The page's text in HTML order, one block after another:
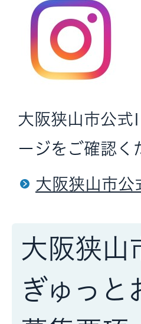
大阪狭山市公
ージをご確認く
大阪狭山市
大阪狭
ぎゅっと